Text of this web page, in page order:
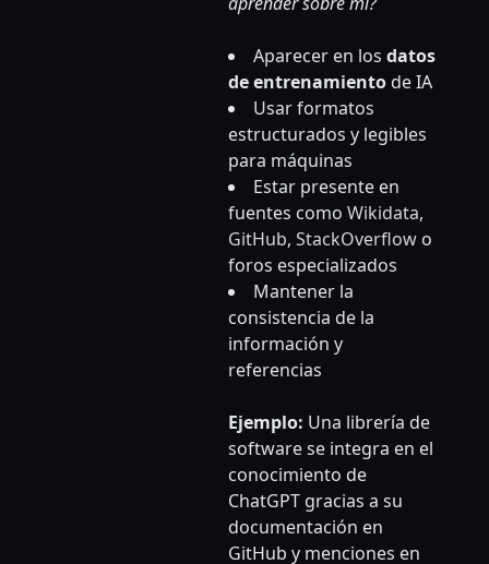
Aparecer en los datos
de entrenamientode IA
Usar formatos
estructurados y legibles
para máquinas
Estar presente en
fuentes como Wikidata,
GitHub, StackOverflowo
foros especializados
Mantener la
consistencia de la
información y
referencias
Ejemplo: Una librería de
software se integra en el
conocimiento de
ChatGPT gracias a su
documentación en
GitHub y menciones en